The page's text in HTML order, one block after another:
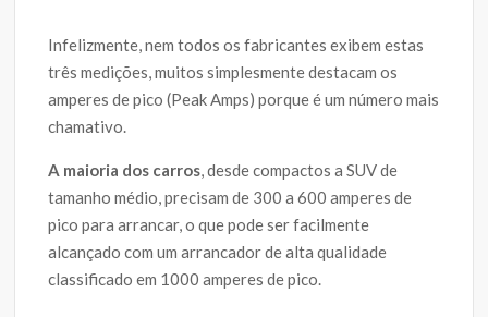
Infelizmente, nem todos os fabricantes exibem estas
três medições, muitos simplesmente destacam os
amperes de pico (Peak Amps) porque é um número mais
chamativo.
A maioria dos carros, desde compactos a SUV de
tamanho médio, precisam de 300 a 600 amperes de
pico para arrancar, o que pode ser facilmente
alcançado com um arrancador de alta qualidade
classificado em 1000 amperes de pico.